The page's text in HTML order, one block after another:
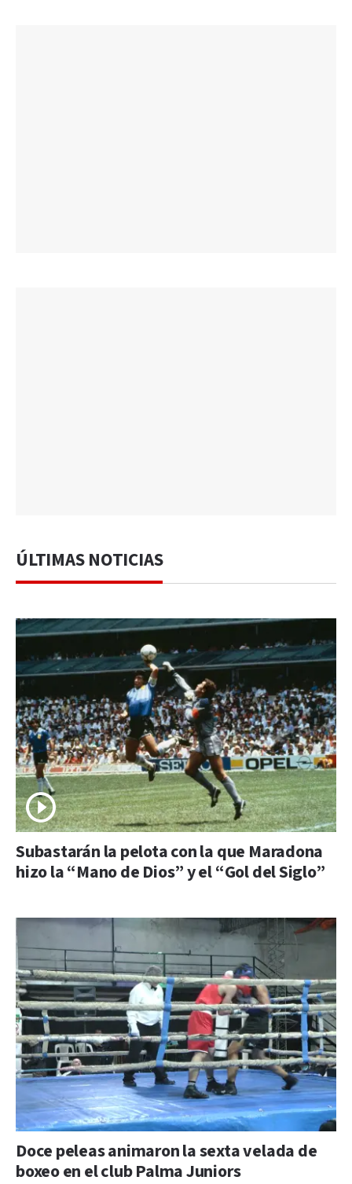
ÚLTIMAS NOTICIAS
Subastarán la pelota con la que Maradona
hizo la “Mano de Dios” y el “Gol del Siglo”
Doce peleas animaron la sexta velada de
boxeo en el club Palma Juniors